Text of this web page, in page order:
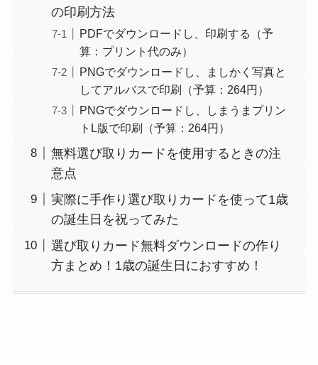
の印刷方法
PDFでダウンロードし、印刷する（予
算：プリント代のみ）
PNGでダウンロードし、ましかく写真と
してアルバスで印刷（予算：264円）
PNGでダウンロードし、しまうまプリン
トL版で印刷（予算：264円）
無料選び取りカードを使用するときの注
意点
実際に手作り選び取りカードを使って1歳
の誕生日を祝ってみた
選び取りカード無料ダウンロードの作り
方まとめ！1歳の誕生日におすすめ！